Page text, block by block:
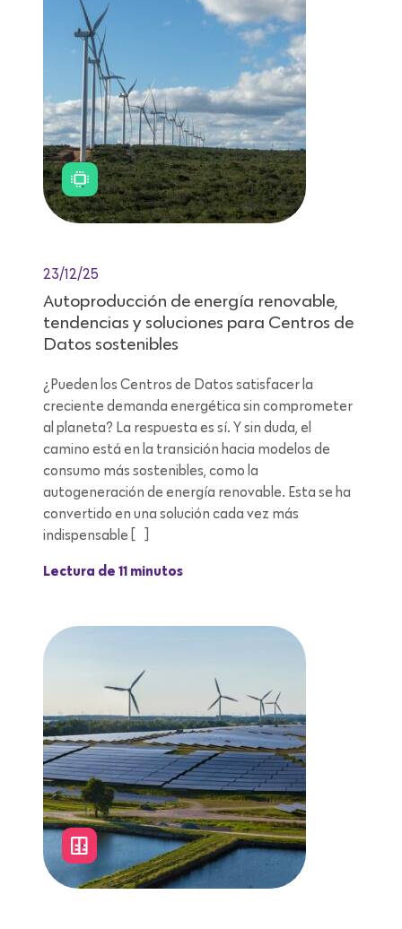
23/12/25
Autoproducción de energía renovable,
tendencias y soluciones para Centros de
Datos sostenibles
¿Pueden los Centros de Datos satisfacer la
creciente demanda energética sin comprometer
al planeta? La respuesta es sí. Y sin duda, el
camino está en la transición hacia modelos de
consumo más sostenibles, como la
autogeneración de energía renovable. Esta se ha
convertido en una solución cada vez más
indispensable […]
Lectura de 11 minutos